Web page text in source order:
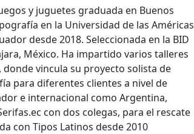
y juguetes graduada en Buenos
en la Universidad de las Américas
desde 2018. Seleccionada en la BID
México. Ha impartido varios talleres
vincula su proyecto solista de
para diferentes clientes a nivel de
e internacional como Argentina,
con dos colegas, para el rescate
con Tipos Latinos desde 2010